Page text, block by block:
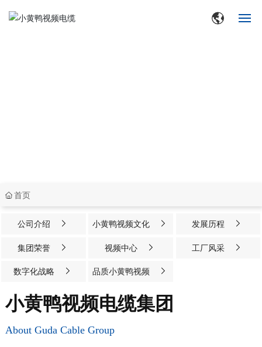
营销网络
报价系统
联系小黄鸭视频
首页
公司介绍 小黄鸭视频文化 发展历程
集团荣誉 视频中心 工厂风采
数字化战略 品质小黄鸭视频
小黄鸭视频电缆集团
About Guda Cable Group